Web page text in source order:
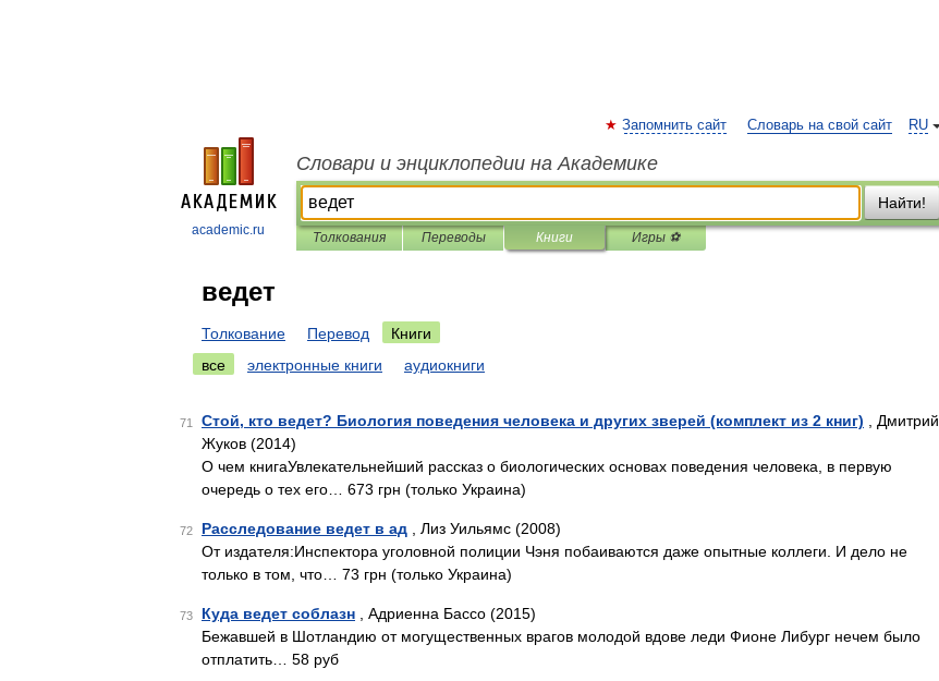
academic.ru
RU
Запомнить сайт Словарь на свой сайт
Словари и энциклопедии на Академике
Найти!
Толкования Переводы Книги Игры ⚽
ведет
Толкование Перевод
Книги
все
электронные книги аудиокниги
71 Стой, кто ведет? Биология поведения человека и других зверей (комплект из 2 книг) , Дмитрий
Жуков (2014)
О чем книгаУвлекательнейший рассказ о биологических основах поведения человека, в первую
очередь о тех его… 673 грн (только Украина)
72 Расследование ведет в ад , Лиз Уильямс (2008)
От издателя:Инспектора уголовной полиции Чэня побаиваются даже опытные коллеги. И дело не
только в том, что… 73 грн (только Украина)
73 Куда ведет соблазн , Адриенна Бассо (2015)
Бежавшей в Шотландию от могущественных врагов молодой вдове леди Фионе Либург нечем было
отплатить… 58 руб